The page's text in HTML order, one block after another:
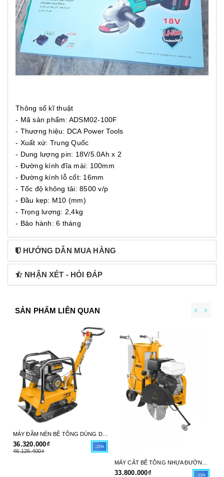
Thông số kĩ thuật
- Mã sản phẩm: ADSM02-100F
- Thương hiệu: DCA Power Tools
- Xuất xứ: Trung Quốc
- Dung lượng pin: 18V/5.0Ah x 2
- Đường kính đĩa mài: 100mm
- Đường kính lỗ cốt: 16mm
- Tốc độ không tải: 8500 v/p
- Đầu kẹp: M10 (mm)
- Trọng lượng: 2,4kg
- Bảo hành: 6 tháng
HƯỚNG DẪN MUA HÀNG
NHẬN XÉT - HỎI ĐÁP
SẢN PHẨM LIÊN QUAN
MÁY ĐẦM NÉN BÊ TÔNG DÙNG DẦU DIESEL 6HP (66X38CM) INGCO GCP125-4 - HÀNG CHÍNH HÃNG
36.320.000₫
46.126.400₫
-21%
MÁY CẮT BÊ TÔNG NHỰA ĐƯỜNG DÙNG XĂNG 9.6 KW (13.0HP) (30-45CM(12"-18")) INGCO GSF16-1 - HÀNG CHÍNH HÃNG
33.800.000₫ -21%